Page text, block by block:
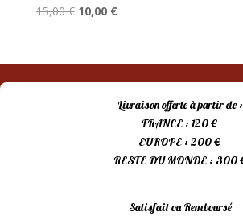
15,00€ Le
était :
15,00 €.
10,00 €Le
est :
10,00 €.
Livraison offerte à partir de :
FRANCE : 120 €
EUROPE : 200 €
RESTE DU MONDE : 300
Satisfait ou Remboursé